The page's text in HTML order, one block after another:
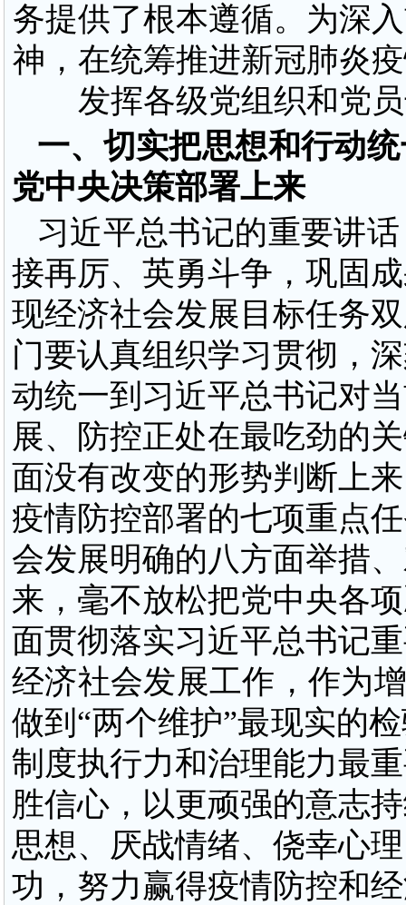
务提供了根本遵循。为深
神，在统筹推进新冠肺炎
发挥各级党组织和党
一、切实把思想和行动
党中央决策部署上来
习近平总书记的重要讲
接再厉、英勇斗争，巩固
现经济社会发展目标任务
门要认真组织学习贯彻，
动统一到习近平总书记对
展、防控正处在最吃劲的
面没有改变的形势判断上
疫情防控部署的七项重点
会发展明确的八方面举措
来，毫不放松把党中央各
面贯彻落实习近平总书记
经济社会发展工作，作为
做到“两个维护”最现实的
制度执行力和治理能力最
胜信心，以更顽强的意志
思想、厌战情绪、侥幸心
功，努力赢得疫情防控和